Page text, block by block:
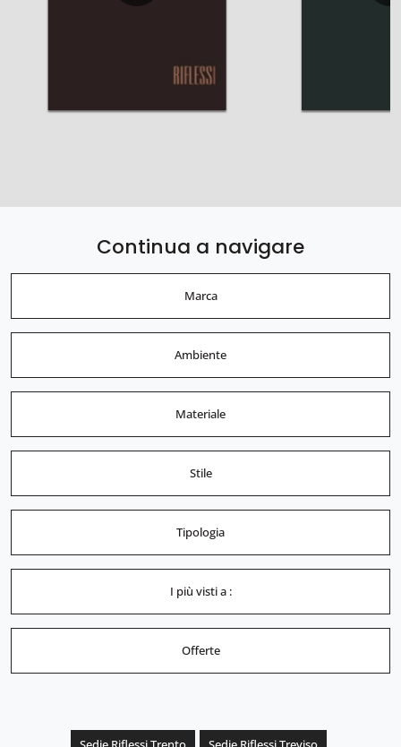
Continua a navigare
Marca
Ambiente
Materiale
Stile
Tipologia
I più visti a :
Offerte